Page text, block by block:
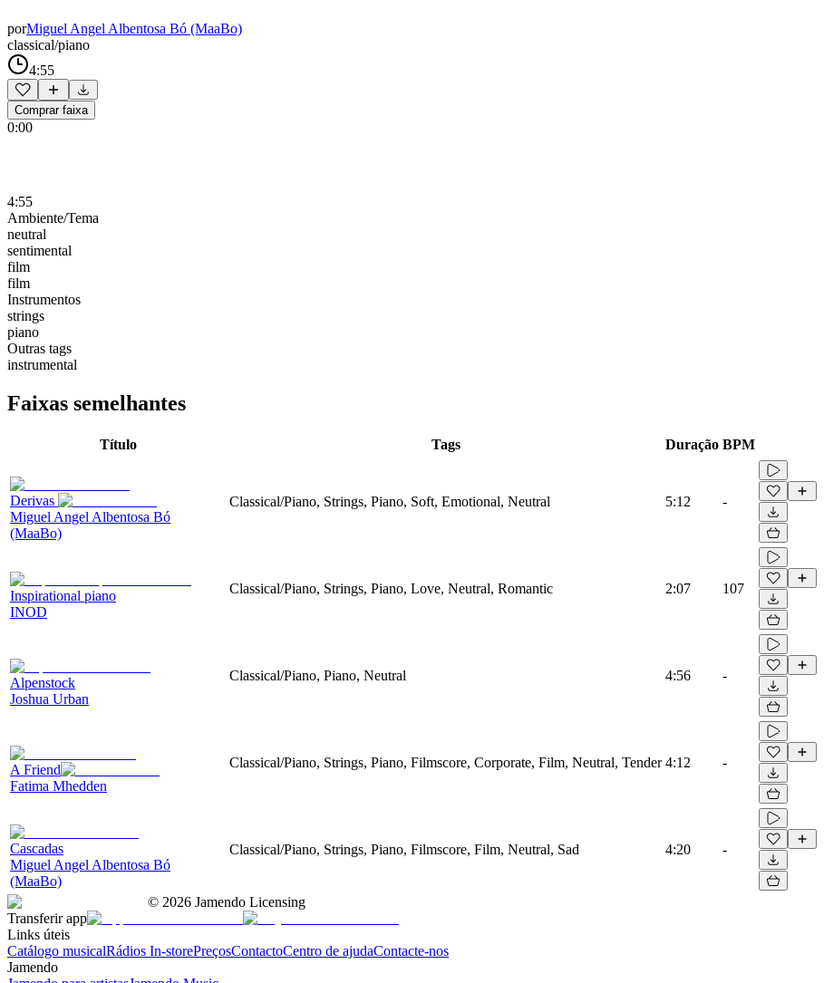
porMiguel Angel Albentosa Bó (MaaBo)
classical/piano
4:55
Comprar faixa
0:00
4:55
Ambiente/Tema
neutral
sentimental
film
film
Instrumentos
strings
piano
Outras tags
instrumental
Faixas semelhantes
Título Tags Duração BPM
Derivas
Miguel Angel Albentosa Bó
(MaaBo)
Classical/Piano, Strings, Piano, Soft, Emotional, Neutral 5:12 -
Inspirational piano
INOD
Classical/Piano, Strings, Piano, Love, Neutral, Romantic 2:07 107
Alpenstock
Joshua Urban
Classical/Piano, Piano, Neutral 4:56 -
A Friend
Fatima Mhedden
Classical/Piano, Strings, Piano, Filmscore, Corporate, Film, Neutral, Tender 4:12 -
Cascadas
Miguel Angel Albentosa Bó
(MaaBo)
Classical/Piano, Strings, Piano, Filmscore, Film, Neutral, Sad 4:20 -
© 2026 Jamendo Licensing
Transferir app
Links úteis
Catálogo musicalRádios In-storePreçosContactoCentro de ajudaContacte-nos
Jamendo